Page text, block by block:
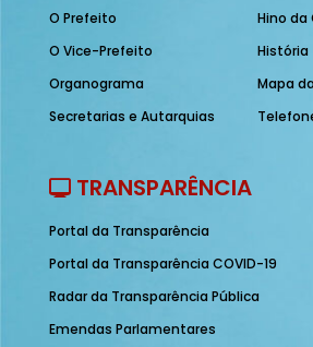
O Prefeito
O Vice-Prefeito
Organograma
Secretarias e Autarquias
Hino da
História
Mapa
TRANSPARÊNCIA
Portal da Transparência
Portal da Transparência COVID-19
Radar da Transparência Pública
Emendas Parlamentares